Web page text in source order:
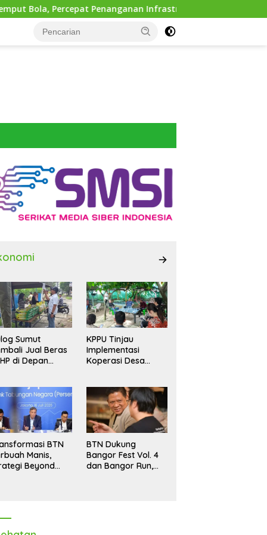
Penanganan Infrastruktur hingga Tingkat Kecamatan
Sumut
Jual Beras
di Depan
Akhir Tahun
KPPU Tinjau
Implementasi
Koperasi Desa
BTN
Manis,
Beyond
BTN Dukung
Bangor Fest Vol. 4
dan Bangor Run,